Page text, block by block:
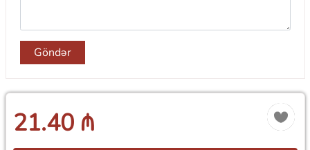
Göndər
21.40 ₼